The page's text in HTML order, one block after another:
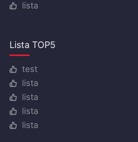
lista
Lista TOP5
test
lista
lista
lista
lista